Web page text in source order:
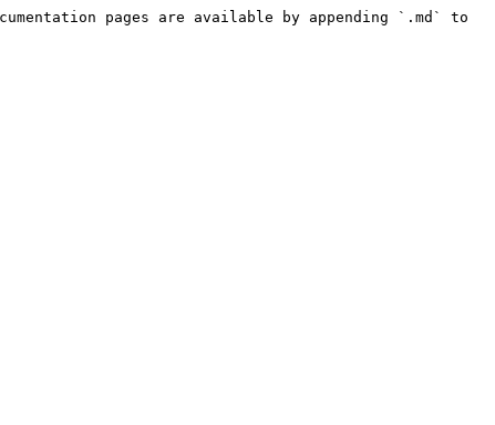
pages are available by appending `.md` to